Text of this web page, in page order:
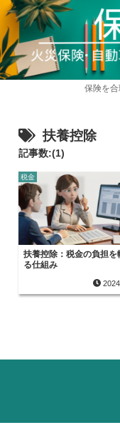
保険を
扶養控除
記事数:(1)
税金
扶養控除：税金の負担を
る仕組み